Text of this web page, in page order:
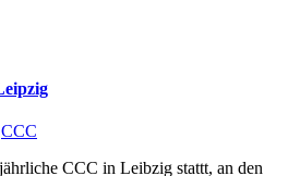
CCC
CCC in Leibzig stattt, an den